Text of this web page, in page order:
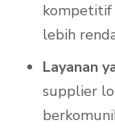
kompetitif
lebih
Layanan
supplier